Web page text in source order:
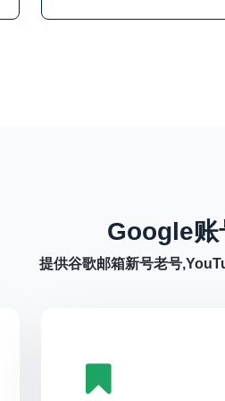
Google账
提供谷歌邮箱新号老号